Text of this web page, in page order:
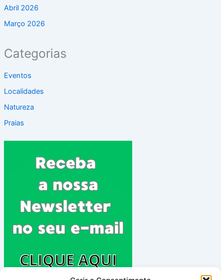
Abril 2026
Março 2026
Categorias
Eventos
Localidades
Natureza
Praias